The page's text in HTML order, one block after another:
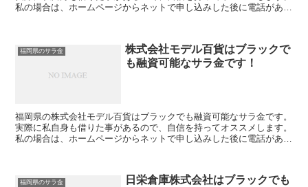
私の場合は、ホームページからネットで申し込みした後に電話があ
福岡県のサラ金
株式会社モデル百貨はブラックで
も融資可能なサラ金です！
福岡県の株式会社モデル百貨はブラックでも融資可能なサラ金です。
実際に私自身も借りた事があるので、自信を持ってオススメします。
私の場合は、ホームページからネットで申し込みした後に電話があ
福岡県のサラ金
日栄倉庫株式会社はブラックでも